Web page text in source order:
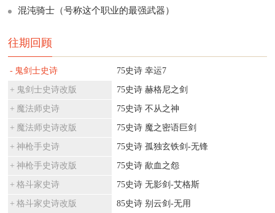
混沌骑士（号称这个职业的最强武器）
往期回顾
鬼剑士史诗
鬼剑士史诗改版
魔法师史诗
魔法师史诗改版
神枪手史诗
神枪手史诗改版
格斗家史诗
格斗家史诗改版
75史诗 幸运7
75史诗 赫格尼之剑
75史诗 不从之神
75史诗 魔之密语巨剑
75史诗 孤独玄铁剑-无锋
75史诗 歃血之怨
75史诗 无影剑-艾格斯
85史诗 别云剑-无用